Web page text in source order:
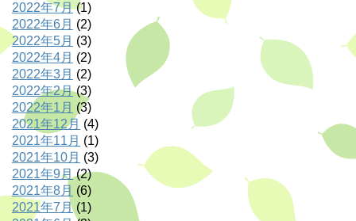
2022年7月(1)
2022年6月 (2)
2022年5月 (3)
2022年4月 (2)
2022年3月 (2)
2022年2月(3)
2022年1月 (3)
2021年12月 (4)
2021年11月 (1)
2021年10月 (3)
2021年9月 (2)
2021年8月 (6)
2021年7月 (1)